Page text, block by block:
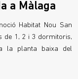
a Màlaga
Habitat Nou San
de 1, 2 i 3 dormitoris,
la planta baixa del